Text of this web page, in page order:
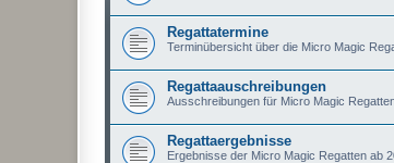
Regattatermine
Terminübersicht über die Micro Magic
Regattaauschreibungen
Ausschreibungen für Micro Magic
Regattaergebnisse
Ergebnisse der Micro Magic Regatten ab